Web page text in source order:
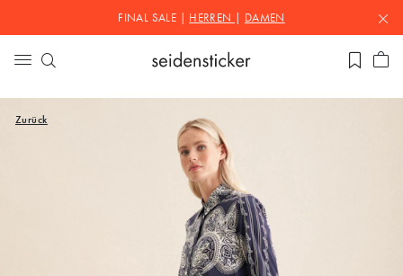
FINAL SALE | HERREN DAMEN
Zurück